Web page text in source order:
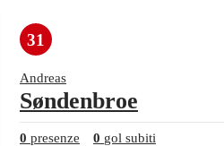
31
Andreas
Søndenbroe
0 presenze 0 gol subiti